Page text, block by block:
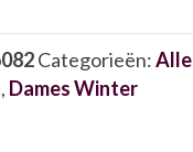
Categorieën:Alle
, Dames Winter